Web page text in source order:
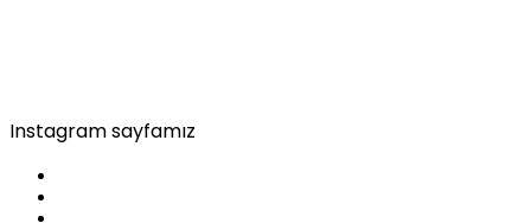
Instagram sayfamız